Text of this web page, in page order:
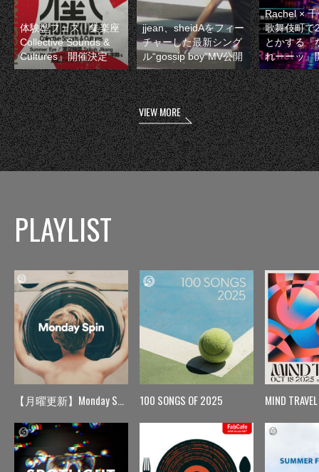
体験型フェス『集楽座
Collective Sounds &
Cultures』開催決定
jjean、sheidAをフィー
チャーした最新シング
ル“gossip boy”MV公開
Rachel ×
歌舞伎町で
とかする『
れーーッ』
VIEW MORE
PLAYLIST
【月曜更新】Monday Spin 100 SONGS OF 2025 MIND TRAVEL